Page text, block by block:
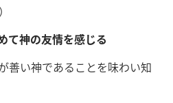
）
て神の友情を感じる
善い神であることを味わい知